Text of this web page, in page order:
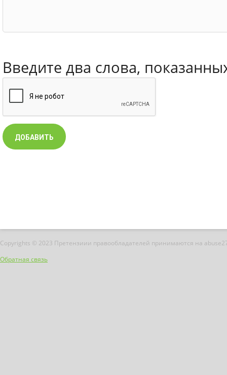
Введите два слова,
Copyrights © 2023 Претензиии правообладателей принимаются на
Обратная связь